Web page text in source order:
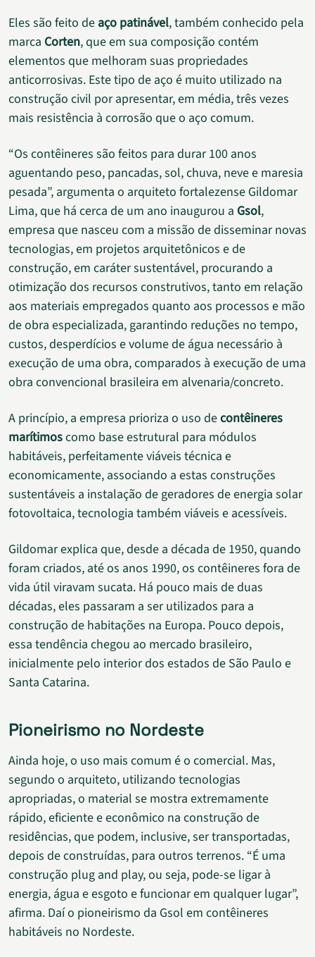
Eles são feito de aço patinável, também conhecido pela
marca Corten, que em sua composição contém
elementos que melhoram suas propriedades
anticorrosivas. Este tipo de aço é muito utilizado na
construção civil por apresentar, em média, três vezes
mais resistência à corrosão que o aço comum.
“Os contêineres são feitos para durar 100 anos
aguentando peso, pancadas, sol, chuva, neve e maresia
pesada”, argumenta o arquiteto fortalezense Gildomar
Lima, que há cerca de um ano inaugurou a Gsol,
empresa que nasceu com a missão de disseminar novas
tecnologias, em projetos arquitetônicos e de
construção, em caráter sustentável, procurando a
otimização dos recursos construtivos, tanto em relação
aos materiais empregados quanto aos processos e mão
de obra especializada, garantindo reduções no tempo,
custos, desperdícios e volume de água necessário à
execução de uma obra, comparados à execução de uma
obra convencional brasileira em alvenaria/concreto.
A princípio, a empresa prioriza o uso decontêineres
marítimoscomo base estrutural para módulos
habitáveis, perfeitamente viáveis técnica e
economicamente, associando a estas construções
sustentáveis a instalação de geradores de energia solar
fotovoltaica, tecnologia também viáveis e acessíveis.
Gildomar explica que, desde a década de 1950, quando
foram criados, até os anos 1990, os contêineres fora de
vida útil viravam sucata. Há pouco mais de duas
décadas, eles passaram a ser utilizados para a
construção de habitações na Europa. Pouco depois,
essa tendência chegou ao mercado brasileiro,
inicialmente pelo interior dos estados de São Paulo e
Santa Catarina.
Pioneirismo no Nordeste
Ainda hoje, o uso mais comum é o comercial. Mas,
segundo o arquiteto, utilizando tecnologias
apropriadas, o material se mostra extremamente
rápido, eficiente e econômico na construção de
residências, que podem, inclusive, ser transportadas,
depois de construídas, para outros terrenos. “É uma
construção plug and play, ou seja, pode-se ligar à
energia, água e esgoto e funcionar em qualquer lugar”,
afirma. Daí o pioneirismo da Gsol em contêineres
habitáveis no Nordeste.